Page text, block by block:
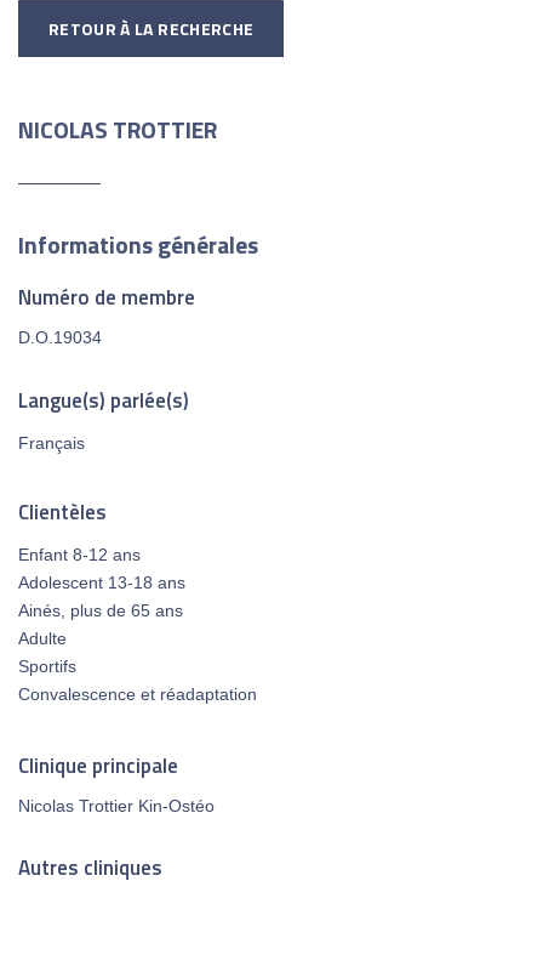
RETOUR À LA RECHERCHE
NICOLAS TROTTIER
Informations générales
Numéro de membre
D.O.19034
Langue(s) parlée(s)
Français
Clientèles
Enfant 8-12 ans
Adolescent 13-18 ans
Ainés, plus de 65 ans
Adulte
Sportifs
Convalescence et réadaptation
Clinique principale
Nicolas Trottier Kin-Ostéo
Autres cliniques